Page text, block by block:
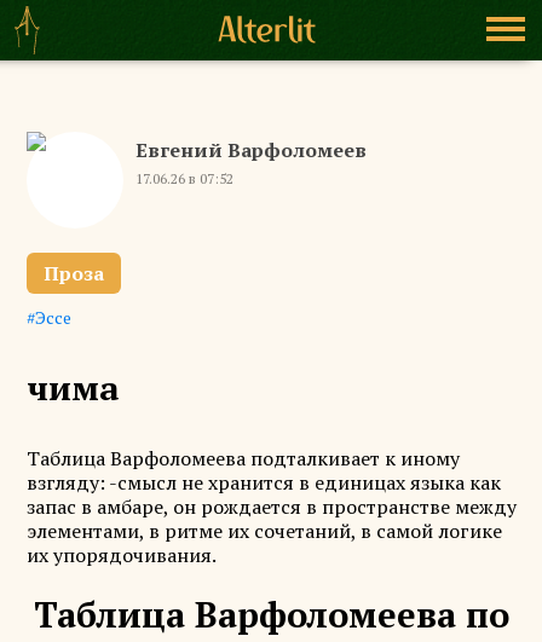
Евгений Варфоломеев
17.06.26 в 07:52
Проза
Эссе
чима
Таблица Варфоломеева подталкивает к иному
взгляду: -смысл не хранится в единицах языка как
запас в амбаре, он рождается в пространстве между
элементами, в ритме их сочетаний, в самой логике
их упорядочивания.
Таблица Варфоломеева по